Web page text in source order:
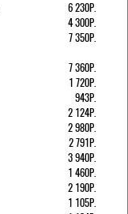
6 230Р.
4 300Р.
7 350Р.
7 360Р.
1 720Р.
943Р.
2 124Р.
2 980Р.
2 791Р.
3 940Р.
1 460Р.
2 190Р.
1 105Р.